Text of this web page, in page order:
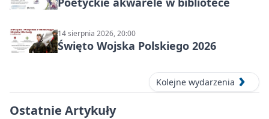
14 sierpnia 2026, 20:00
Święto Wojska Polskiego 2026
Kolejne wydarzenia
Ostatnie Artykuły